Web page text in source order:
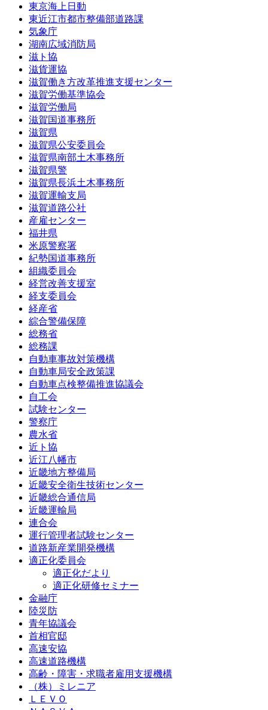
東京海上日動
東近江市都市整備部道路課
気象庁
湖南広域消防局
滋ト協
滋貨運協
滋賀働き方改革推進支援センター
滋賀労働基準協会
滋賀労働局
滋賀国道事務所
滋賀県
滋賀県公安委員会
滋賀県南部土木事務所
滋賀県警
滋賀県長浜土木事務所
滋賀運輸支局
滋賀道路公社
産雇センター
福井県
米原警察署
紀勢国道事務所
組織委員会
経営改善支援室
経支委員会
経産省
綜合警備保障
総務省
総務課
自動車事故対策機構
自動車局安全政策課
自動車点検整備推進協議会
自工会
試験センター
警察庁
農水省
近ト協
近江八幡市
近畿地方整備局
近畿安全衛生技術センター
近畿総合通信局
近畿運輸局
連合会
運行管理者試験センター
道路新産業開発機構
適正化委員会
適正化だより
適正化研修セミナー
金融庁
陸災防
青年協議会
首相官邸
高速安協
高速道路機構
高齢・障害・求職者雇用支援機構
（株）ミレニア
ＬＥＶＯ